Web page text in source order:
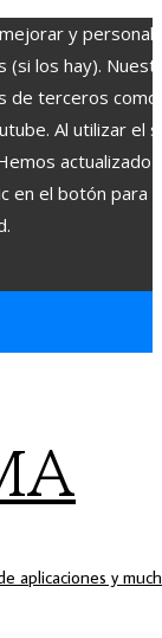
y
(si los hay).
de terceros como
Al utilizar el
actualizado
en el botón para
aplicaciones y